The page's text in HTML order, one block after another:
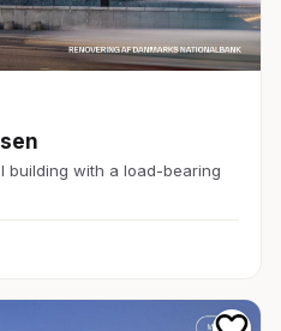
building with a load-bearing